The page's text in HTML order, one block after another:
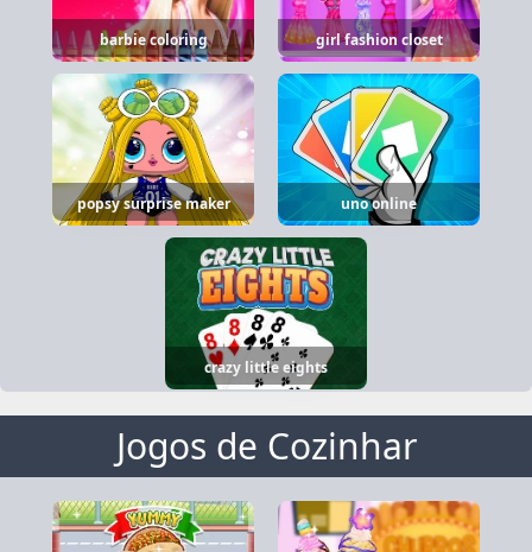
barbie coloring girl fashion closet
popsy surprise maker uno online
crazy little eights
Jogos de Cozinhar